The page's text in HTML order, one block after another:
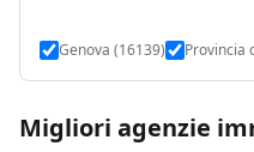
Genova (16139) Provincia
Migliori agenzie